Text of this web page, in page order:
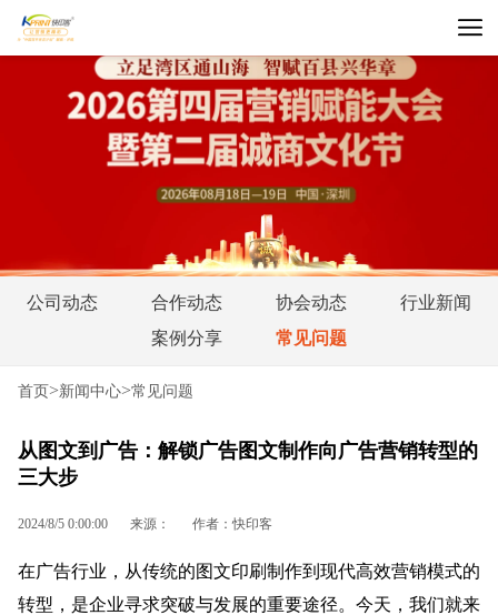
公司动态 合作动态 协会动态
行业新闻
案例分享
常见问题
首页>新闻中心>常见问题
从图文到广告：解锁广告图文制作向广告营销转型的
三大步
2024/8/5 0:00:00 来源： 作者：快印客
在广告行业，从传统的图文印刷制作到现代高效营销模式的
转型，是企业寻求突破与发展的重要途径。今天，我们就来